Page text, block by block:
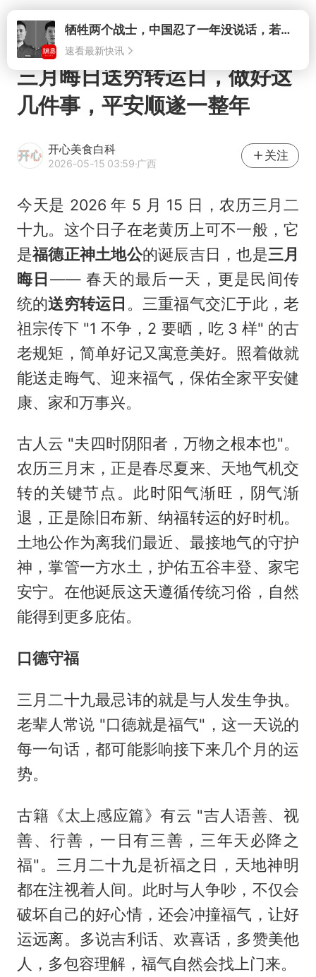
打开
速看最新快讯
三月晦日送穷转运日，做好这
几件事，平安顺遂一整年
开心美食白科
2026-05-15 03:59·广西
关注
今天是 2026 年 5 月 15 日，农历三月二
十九。这个日子在老黄历上可不一般，它
是福德正神土地公的诞辰吉日，也是三月
晦日—— 春天的最后一天，更是民间传
统的送穷转运日 。三重福气交汇于此，老
祖宗传下 "1 不争，2 要晒，吃 3 样" 的古
老规矩，简单好记又寓意美好。照着做就
能送走晦气、迎来福气，保佑全家平安健
康、家和万事兴。
古人云 "夫四时阴阳者，万物之根本也"。
农历三月末，正是春尽夏来、天地气机交
转的关键节点。此时阳气渐旺，阴气渐
退，正是除旧布新、纳福转运的好时机。
土地公作为离我们最近、最接地气的守护
神，掌管一方水土，护佑五谷丰登、家宅
安宁。在他诞辰这天遵循传统习俗，自然
能得到更多庇佑。
口德守福
三月二十九最忌讳的就是与人发生争执。
老辈人常说 "口德就是福气"，这一天说的
每一句话，都可能影响接下来几个月的运
势。
古籍《太上感应篇》有云 "吉人语善、视
善、行善，一日有三善，三年天必降之
福"。三月二十九是祈福之日，天地神明
都在注视着人间。此时与人争吵，不仅会
破坏自己的好心情，还会冲撞福气，让好
运远离。多说吉利话、欢喜话，多赞美他
人，多包容理解，福气自然会找上门来。